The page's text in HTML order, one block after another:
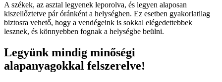
A székek, az asztal legyenek leporolva, és legyen alaposan
kiszellőztetve pár óránként a helységben. Ez esetben gyakorlatilag
biztosra vehető, hogy a vendégeink is sokkal elégedettebbek
lesznek, és könnyebben fognak a helységbe beülni.
Legyünk mindig minőségi
alapanyagokkal felszerelve!